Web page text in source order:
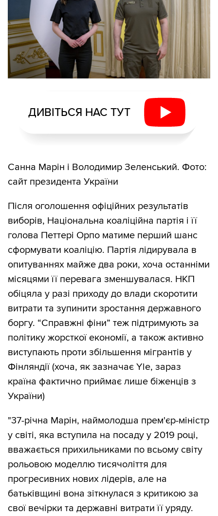
ДИВІТЬСЯ НАС ТУТ
Санна Марін і Володимир Зеленський. Фото:
сайт президента України
Після оголошення офіційних результатів
виборів, Національна коаліційна партія і її
голова Петтері Орпо матиме перший шанс
сформувати коаліцію. Партія лідирувала в
опитуваннях майже два роки, хоча останніми
місяцями її перевага зменшувалася. НКП
обіцяла у разі приходу до влади скоротити
витрати та зупинити зростання державного
боргу. “Справжні фіни” теж підтримують за
політику жорсткої економії, а також активно
виступають проти збільшення мігрантів у
Фінляндії (хоча, як зазначає Yle, зараз
країна фактично приймає лише біженців з
України)
"37-річна Марін, наймолодша прем'єр-міністр
у світі, яка вступила на посаду у 2019 році,
вважається прихильниками по всьому світу
рольовою моделлю тисячоліття для
прогресивних нових лідерів, але на
батьківщині вона зіткнулася з критикою за
свої вечірки та державні витрати її уряду.